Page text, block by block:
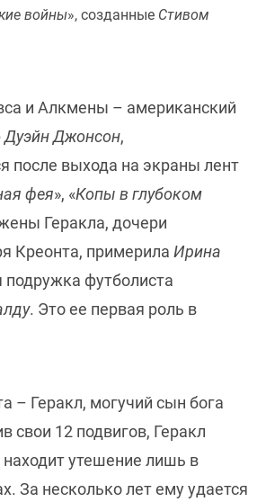
войны», созданные Стивом
и Алкмены – американский
Дуэйн Джонсон,
после выхода на экраны лент
фея», «Копы в глубоком
Геракла, дочери
Креонта, примерила Ирина
футболиста
. Это ее первая роль в
– Геракл, могучий сын бога
свои 12 подвигов, Геракл
утешение лишь в
За несколько лет ему удается